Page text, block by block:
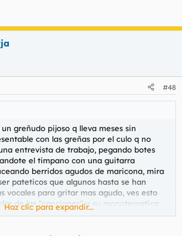
#48
greñudo pijoso q lleva meses sin
con las greñas por el culo q no
entrevista de trabajo, pegando botes
el timpano con una guitarra
berridos agudos de maricona, mira
pateticos que algunos hasta se han
vocales para gritar mas agudo, ves esto
de las "canciones" y su monotematica
y anti-todo. Los conciertos jevis son el
Haz clic para expandir...